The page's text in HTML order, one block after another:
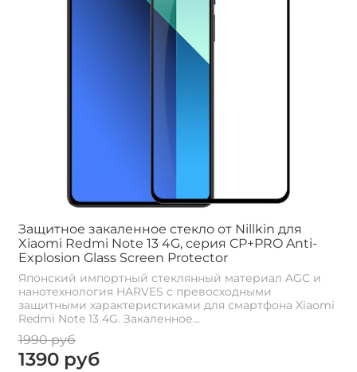
Защитное закаленное стекло от Nillkin для
Xiaomi Redmi Note 13 4G, серия CP+PRO Anti-
Explosion Glass Screen Protector
Японский импортный стеклянный материал AGC и
нанотехнология HARVES с превосходными
защитными характеристиками для смартфона Xiaomi
Redmi Note 13 4G. Закаленное...
1990 руб
1390 руб